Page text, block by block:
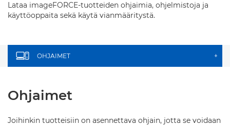
Lataa imageFORCE-tuotteiden ohjaimia, ohjelmistoja ja
käyttöoppaita sekä käytä vianmääritystä.
OHJAIMET +
Ohjaimet
Joihinkin tuotteisiin on asennettava ohjain, jotta se voidaan